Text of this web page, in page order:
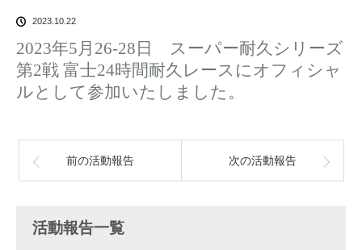
2023.10.22
2023年5月26-28日 スーパー耐久シリーズ
第2戦 富士24時間耐久レースにオフィシャ
ルとして参加いたしました。
前の活動報告 次の活動報告
活動報告一覧